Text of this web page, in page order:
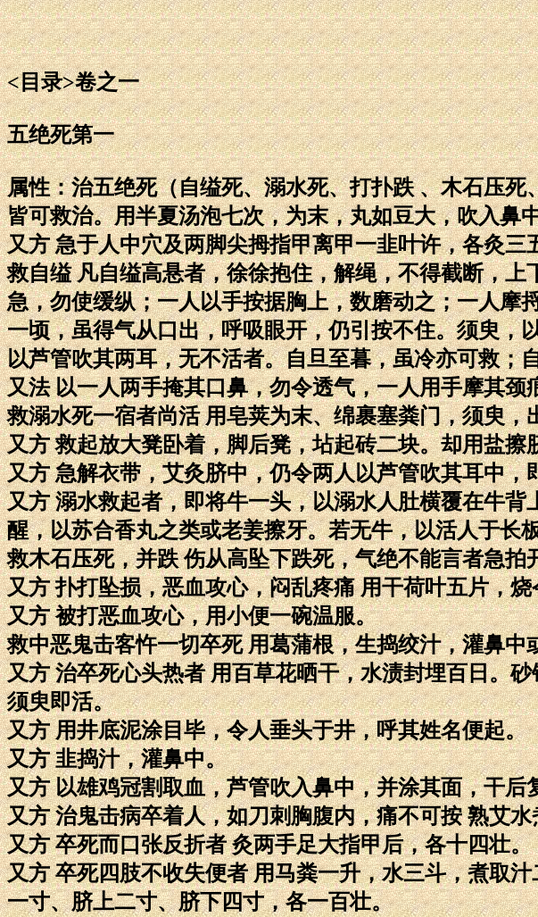
<目录>卷之一
五绝死第一
属性：治五绝死（自缢死、溺水死、打扑跌 、木石压
皆可救治。用半夏汤泡七次，为末，丸如豆大，吹入鼻
又方 急于人中穴及两脚尖拇指甲离甲一韭叶许，各灸
救自缢 凡自缢高悬者，徐徐抱住，解绳，不得截断，
急，勿使缓纵；一人以手按据胸上，数磨动之；一人摩
一顷，虽得气从口出，呼吸眼开，仍引按不住。须臾，
以芦管吹其两耳，无不活者。自旦至暮，虽冷亦可救；
又法 以一人两手掩其口鼻，勿令透气，一人用手摩其颈
救溺水死一宿者尚活 用皂荚为末、绵裹塞粪门，须臾，
又方 救起放大凳卧着，脚后凳，坫起砖二块。却用盐
又方 急解衣带，艾灸脐中，仍令两人以芦管吹其耳中，
又方 溺水救起者，即将牛一头，以溺水人肚横覆在牛
醒，以苏合香丸之类或老姜擦牙。若无牛，以活人于长
救木石压死，并跌 伤从高坠下跌死，气绝不能言者急拍
又方 扑打坠损，恶血攻心，闷乱疼痛 用干荷叶五片，
又方 被打恶血攻心，用小便一碗温服。
救中恶鬼击客忤一切卒死 用葛蒲根，生捣绞汁，灌鼻中
又方 治卒死心头热者 用百草花晒干，水渍封埋百日。
须臾即活。
又方 用井底泥涂目毕，令人垂头于井，呼其姓名便起。
又方 韭捣汁，灌鼻中。
又方 以雄鸡冠割取血，芦管吹入鼻中，并涂其面，干后
又方 治鬼击病卒着人，如刀刺胸腹内，痛不可按 熟艾
又方 卒死而口张反折者 灸两手足大指甲后，各十四壮。
又方 卒死四肢不收失便者 用马粪一升，水三斗，煮取
一寸、脐上二寸、脐下四寸，各一百壮。